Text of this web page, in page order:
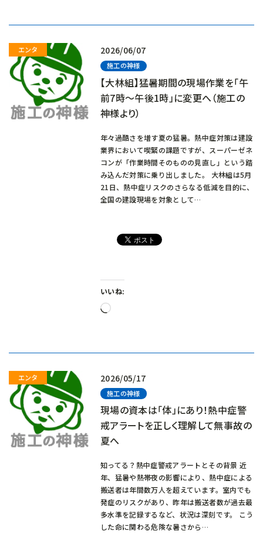
2026/06/07
施工の神様
【大林組】猛暑期間の現場作業を「午
前7時～午後1時」に変更へ（施工の
神様より）
年々過酷さを増す夏の猛暑。熱中症対策は建設
業界において喫緊の課題ですが、スーパーゼネ
コンが「作業時間そのものの見直し」という踏
み込んだ対策に乗り出しました。 大林組は5月
21日、熱中症リスクのさらなる低減を目的に、
全国の建設現場を対象として…
いいね:
読
2026/05/17
施工の神様
現場の資本は「体」にあり！熱中症警
戒アラートを正しく理解して無事故の
夏へ
知ってる？熱中症警戒アラートとその背景 近
年、猛暑や熱帯夜の影響により、熱中症による
搬送者は年間数万人を超えています。室内でも
発症のリスクがあり、昨年は搬送者数が過去最
多水準を記録するなど、状況は深刻です。 こう
した命に関わる危険な暑さから…